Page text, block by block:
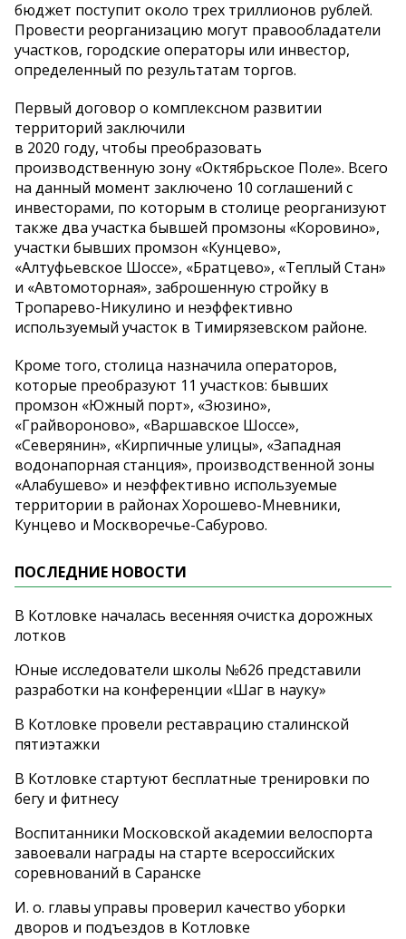
бюджет поступит около трех триллионов рублей.
Провести реорганизацию могут правообладатели
участков, городские операторы или инвестор,
определенный по результатам торгов.
Первый договор о комплексном развитии
территорий заключили
в 2020 году, чтобы преобразовать
производственную зону «Октябрьское Поле». Всего
на данный момент заключено 10 соглашений с
инвесторами, по которым в столице реорганизуют
также два участка бывшей промзоны «Коровино»,
участки бывших промзон «Кунцево»,
«Алтуфьевское Шоссе», «Братцево», «Теплый Стан»
и «Автомоторная», заброшенную стройку в
Тропарево-Никулино и неэффективно
используемый участок в Тимирязевском районе.
Кроме того, столица назначила операторов,
которые преобразуют 11 участков: бывших
промзон «Южный порт», «Зюзино»,
«Грайвороново», «Варшавское Шоссе»,
«Северянин», «Кирпичные улицы», «Западная
водонапорная станция», производственной зоны
«Алабушево» и неэффективно используемые
территории в районах Хорошево-Мневники,
Кунцево и Москворечье-Сабурово.
ПОСЛЕДНИЕ НОВОСТИ
В Котловке началась весенняя очистка дорожных
лотков
Юные исследователи школы №626 представили
разработки на конференции «Шаг в науку»
В Котловке провели реставрацию сталинской
пятиэтажки
В Котловке стартуют бесплатные тренировки по
бегу и фитнесу
Воспитанники Московской академии велоспорта
завоевали награды на старте всероссийских
соревнований в Саранске
И. о. главы управы проверил качество уборки
дворов и подъездов в Котловке